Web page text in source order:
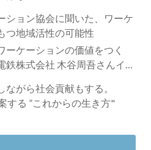
ション協会に聞いた、ワーケ
つ地域活性の可能性
ーケーションの価値をつく
鉄株式会社 木谷周吾さんイン
ながら社会貢献もする。
する ”これからの生き方"